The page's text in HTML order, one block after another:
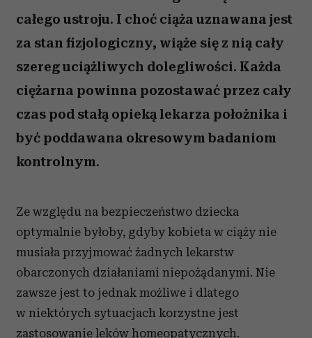
całego ustroju. I choć ciąża uznawana jest
za stan fizjologiczny, wiąże się z nią cały
szereg uciążliwych dolegliwości. Każda
ciężarna powinna pozostawać przez cały
czas pod stałą opieką lekarza położnika i
być poddawana okresowym badaniom
kontrolnym.
Ze względu na bezpieczeństwo dziecka
optymalnie byłoby, gdyby kobieta w ciąży nie
musiała przyjmować żadnych lekarstw
obarczonych działaniami niepożądanymi. Nie
zawsze jest to jednak możliwe i dlatego
w niektórych sytuacjach korzystne jest
zastosowanie leków homeopatycznych.